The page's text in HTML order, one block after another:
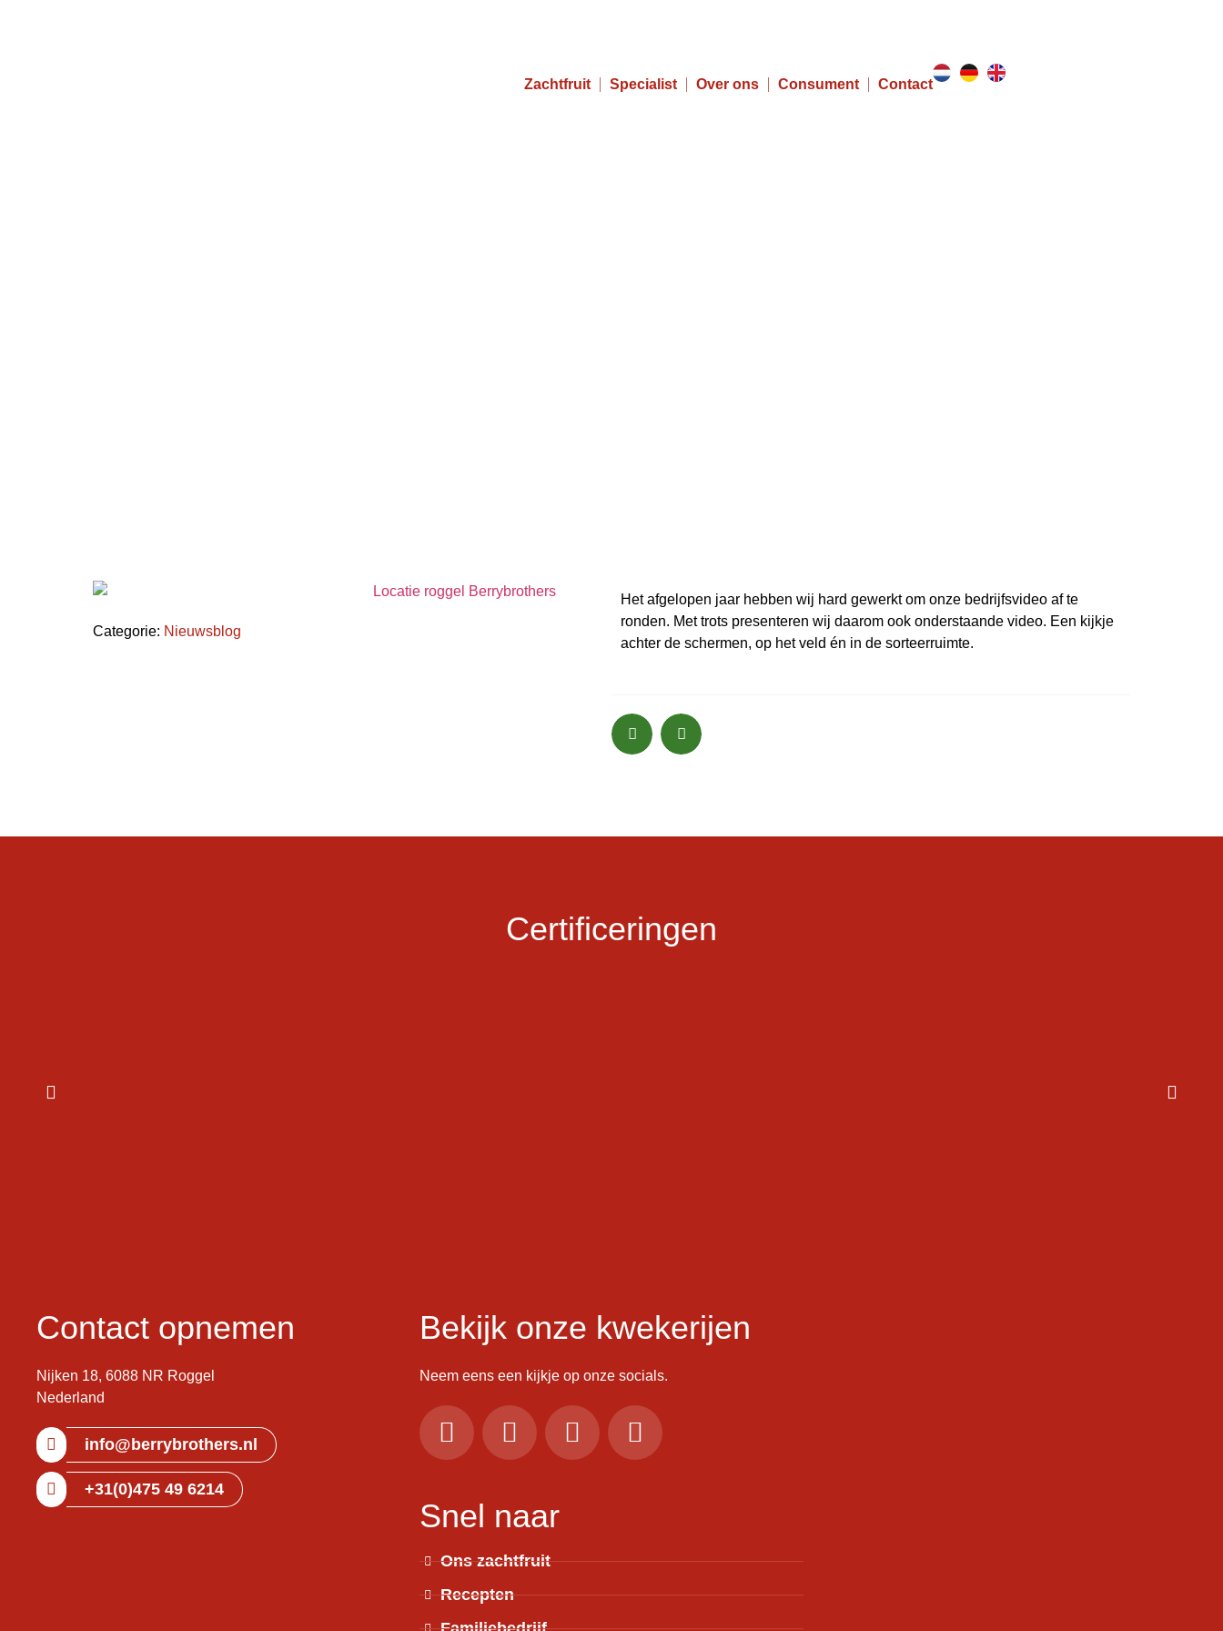
Zachtfruit Specialist Over ons Consument Contact
Categorie: Nieuwsblog
Het afgelopen jaar hebben wij hard gewerkt om onze bedrijfsvideo af te
ronden. Met trots presenteren wij daarom ook onderstaande video. Een kijkje
achter de schermen, op het veld én in de sorteerruimte.
Certificeringen
Contact opnemen
Nijken 18, 6088 NR Roggel
Nederland
info@berrybrothers.nl
+31(0)475 49 6214
Bekijk onze kwekerijen
Neem eens een kijkje op onze socials.
Snel naar
Ons zachtfruit
Recepten